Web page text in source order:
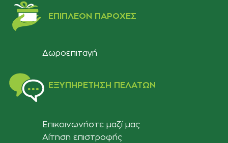
ΕΠΙΠΛΈΟΝ ΠΑΡΟΧΈΣ
Δωροεπιταγή
ΕΞΥΠΗΡΈΤΗΣΗ ΠΕΛΑΤΏΝ
Επικοινωνήστε μαζί μας
Αίτηση επιστροφής